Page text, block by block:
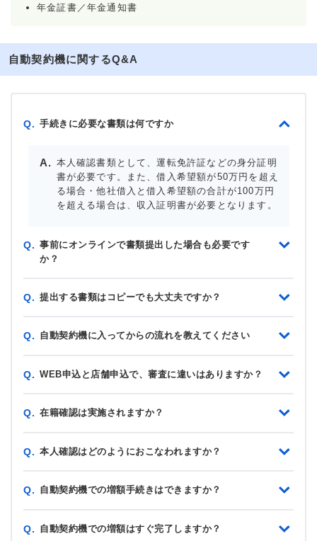
年金証書／年金通知書
自動契約機に関するQ&A
Q. 手続きに必要な書類は何ですか
本人確認書類として、運転免許証などの身分証明
書が必要です。また、借入希望額が50万円を超え
る場合・他社借入と借入希望額の合計が100万円
を超える場合は、収入証明書が必要となります。
Q. 事前にオンラインで書類提出した場合も必要です
か？
Q. 提出する書類はコピーでも大丈夫ですか？
Q. 自動契約機に入ってからの流れを教えてください
Q. WEB申込と店舗申込で、審査に違いはありますか？
Q. 在籍確認は実施されますか？
Q. 本人確認はどのようにおこなわれますか？
Q. 自動契約機での増額手続きはできますか？
Q. 自動契約機での増額はすぐ完了しますか？